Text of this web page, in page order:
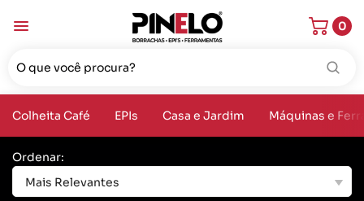
0
Colheita Café EPIs Casa e Jardim Máquinas e
Ordenar:
Mais Relevantes